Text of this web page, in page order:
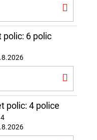
polic: 6 polic
polic: 4 police